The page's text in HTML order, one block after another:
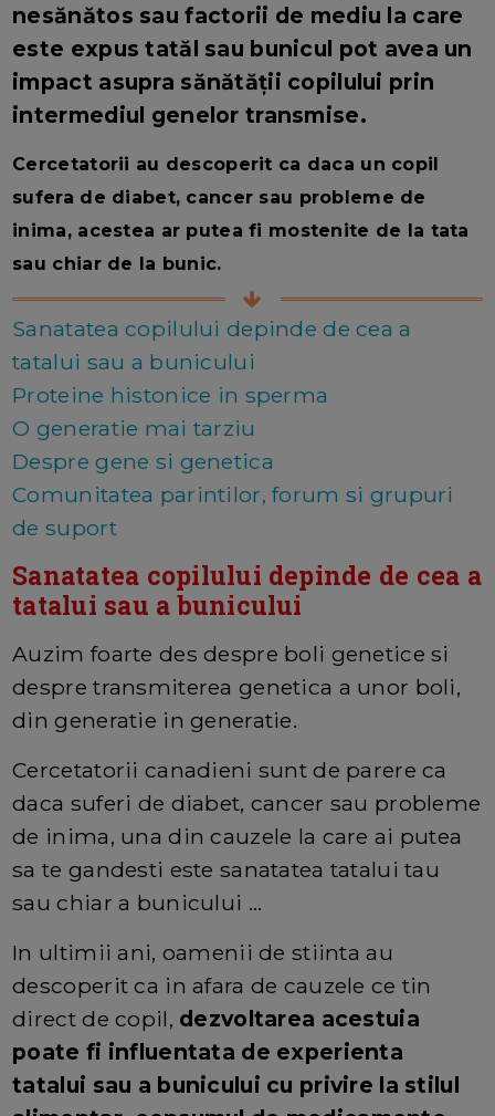
nesănătos sau factorii de mediu la care
este expus tatăl sau bunicul pot avea un
impact asupra sănătății copilului prin
intermediul genelor transmise.
Cercetatorii au descoperit ca daca un copil
sufera de diabet, cancer sau probleme de
inima, acestea ar putea fi mostenite de la tata
sau chiar de la bunic.
Sanatatea copilului depinde de cea a
tatalui sau a bunicului
Proteine histonice in sperma
O generatie mai tarziu
Despre gene si genetica
Comunitatea parintilor, forum si grupuri
de suport
Sanatatea copilului depinde de cea a
tatalui sau a bunicului
Auzim foarte des despre boli genetice si
despre transmiterea genetica a unor boli,
din generatie in generatie.
Cercetatorii canadieni sunt de parere ca
daca suferi de diabet, cancer sau probleme
de inima, una din cauzele la care ai putea
sa te gandesti este sanatatea tatalui tau
sau chiar a bunicului ...
In ultimii ani, oamenii de stiinta au
descoperit ca in afara de cauzele ce tin
direct de copil, dezvoltarea acestuia
poate fi influentata de experienta
tatalui sau a bunicului cu privire la stilul